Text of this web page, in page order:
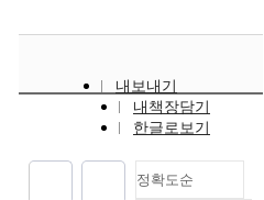
내보내기
내책장담기
한글로보기
정확도순